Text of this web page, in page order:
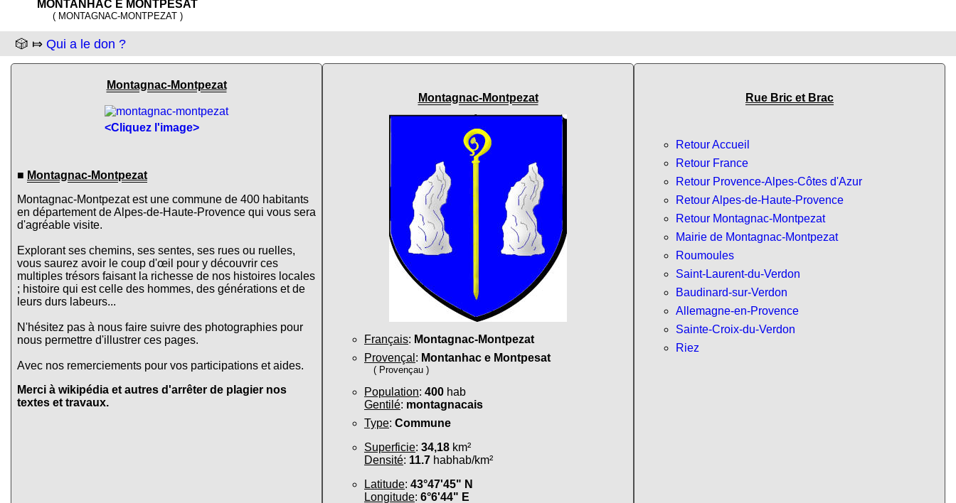
MONTANHAC E MONTPESAT
( MONTAGNAC-MONTPEZAT )
🎲 ⤇ Qui a le don ?
Montagnac-Montpezat
<Cliquez l'image>
■ Montagnac-Montpezat
Montagnac-Montpezat est une commune de 400 habitants
en département de Alpes-de-Haute-Provence qui vous sera
d'agréable visite.
Explorant ses chemins, ses sentes, ses rues ou ruelles,
vous saurez avoir le coup d'œil pour y découvrir ces
multiples trésors faisant la richesse de nos histoires locales
; histoire qui est celle des hommes, des générations et de
leurs durs labeurs...
N'hésitez pas à nous faire suivre des photographies pour
nous permettre d'illustrer ces pages.
Avec nos remerciements pour vos participations et aides.
Merci à wikipédia et autres d'arrêter de plagier nos
textes et travaux.
Montagnac-Montpezat
Français: Montagnac-Montpezat
Provençal : Montanhac e Montpesat
( Provençau )
Population: 400 hab
Gentilé: montagnacais
Type: Commune
Superficie: 34,18 km²
Densité: 11.7 habhab/km²
Latitude: 43°47'45" N
Longitude: 6°6'44" E
Rue Bric et Brac
Retour Accueil
Retour France
Retour Provence-Alpes-Côtes d'Azur
Retour Alpes-de-Haute-Provence
Retour Montagnac-Montpezat
Mairie de Montagnac-Montpezat
Roumoules
Saint-Laurent-du-Verdon
Baudinard-sur-Verdon
Allemagne-en-Provence
Sainte-Croix-du-Verdon
Riez